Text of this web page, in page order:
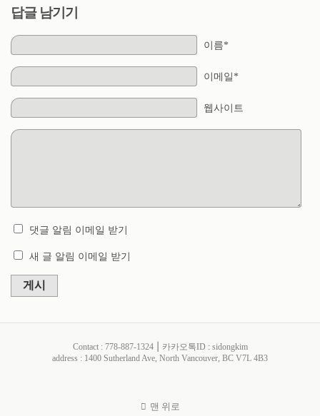
답글 남기기
이름*
이메일*
웹사이트
댓글 알림 이메일 받기
새 글 알림 이메일 받기
게시
Contact : 778-887-1324 ⎮ 카카오톡ID : sidongkim
address : 1400 Sutherland Ave, North Vancouver, BC V7L 4B3
맨 위로